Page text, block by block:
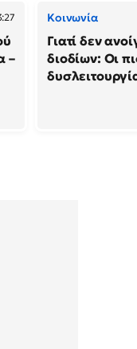
–
Κοινωνία
Γιατί δεν
διοδίων: Οι